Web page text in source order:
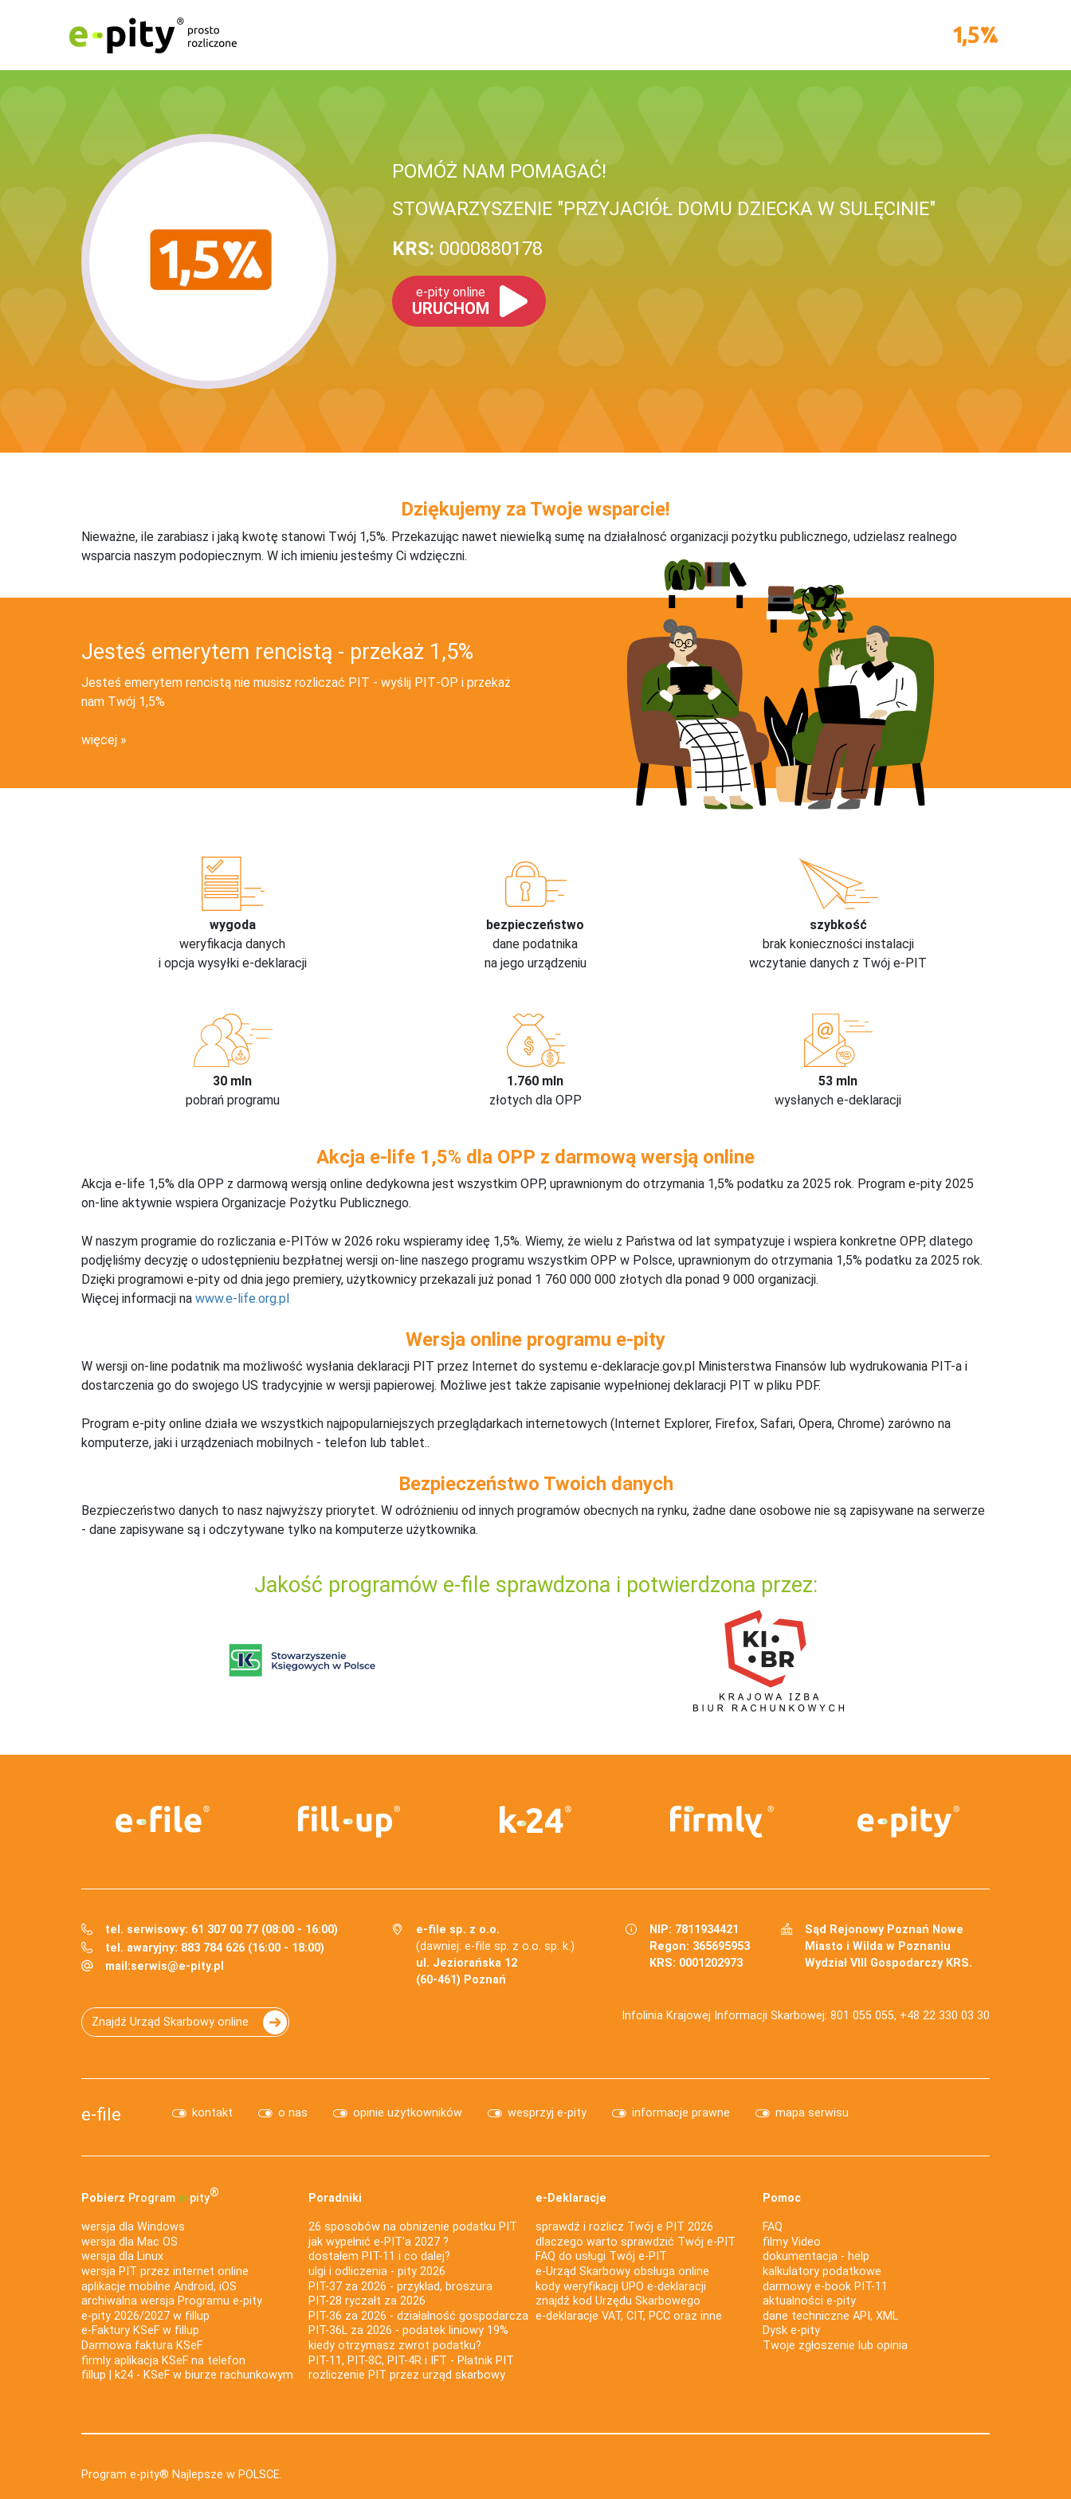
POMÓŻ NAM POMAGAĆ!
STOWARZYSZENIE "PRZYJACIÓŁ DOMU DZIECKA W SULĘCINIE"
KRS: 0000880178
e-pity online
URUCHOM
Dziękujemy za Twoje wsparcie!
Nieważne, ile zarabiasz i jaką kwotę stanowi Twój 1,5%. Przekazując nawet niewielką sumę na działalnosć organizacji pożytku publicznego, udzielasz realnego
wsparcia naszym podopiecznym. W ich imieniu jesteśmy Ci wdzięczni.
Jesteś emerytem rencistą - przekaż 1,5%
Jesteś emerytem rencistą nie musisz rozliczać PIT - wyślij PIT‑OP i przekaż
nam Twój 1,5%
więcej
wygoda
weryfikacja danych
i opcja wysyłki e-deklaracji
bezpieczeństwo
dane podatnika
na jego urządzeniu
szybkość
brak konieczności instalacji
wczytanie danych z Twój e-PIT
30 mln
pobrań programu
1.760 mln
złotych dla OPP
53 mln
wysłanych e-deklaracji
Akcja e-life 1,5% dla OPP z darmową wersją online
Akcja e-life 1,5% dla OPP z darmową wersją online dedykowna jest wszystkim OPP, uprawnionym do otrzymania 1,5% podatku za 2025 rok. Program e-pity 2025
on-line aktywnie wspiera Organizacje Pożytku Publicznego.
W naszym programie do rozliczania e-PITów w 2026 roku wspieramy ideę 1,5%. Wiemy, że wielu z Państwa od lat sympatyzuje i wspiera konkretne OPP, dlatego
podjęliśmy decyzję o udostępnieniu bezpłatnej wersji on-line naszego programu wszystkim OPP w Polsce, uprawnionym do otrzymania 1,5% podatku za 2025 rok.
Dzięki programowi e-pity od dnia jego premiery, użytkownicy przekazali już ponad 1 760 000 000 złotych dla ponad 9 000 organizacji.
Więcej informacji na www.e-life.org.pl
Wersja online programu e-pity
W wersji on-line podatnik ma możliwość wysłania deklaracji PIT przez Internet do systemu e-deklaracje.gov.pl Ministerstwa Finansów lub wydrukowania PIT-a i
dostarczenia go do swojego US tradycyjnie w wersji papierowej. Możliwe jest także zapisanie wypełnionej deklaracji PIT w pliku PDF.
Program e-pity online działa we wszystkich najpopularniejszych przeglądarkach internetowych (Internet Explorer, Firefox, Safari, Opera, Chrome) zarówno na
komputerze, jaki i urządzeniach mobilnych - telefon lub tablet..
Bezpieczeństwo Twoich danych
Bezpieczeństwo danych to nasz najwyższy priorytet. W odróżnieniu od innych programów obecnych na rynku, żadne dane osobowe nie są zapisywane na serwerze
- dane zapisywane są i odczytywane tylko na komputerze użytkownika.
Jakość programów e-file sprawdzona i potwierdzona przez:
tel. serwisowy: 61 307 00 77 (08:00 - 16:00)
tel. awaryjny: 883 784 626 (16:00 - 18:00)
mail:serwis@e-pity.pl
e-file sp. z o.o.
(dawniej: e-file sp. z o.o. sp. k.)
ul. Jeziorańska 12
(60-461) Poznań
NIP: 7811934421
Regon: 365695953
KRS: 0001202973
Sąd Rejonowy Poznań Nowe
Miasto i Wilda w Poznaniu
Wydział VIII Gospodarczy KRS.
Znajdź Urząd Skarbowy online Infolinia Krajowej Informacji Skarbowej: 801 055 055, +48 22 330 03 30
e-file kontakt o nas opinie użytkowników wesprzyj e-pity informacje prawne mapa serwisu
Pobierz Program e‑pity®
wersja dla Windows
wersja dla Mac OS
wersja dla Linux
wersja PIT przez internet online
aplikacje mobilne Android, iOS
archiwalna wersja Programu e-pity
e-pity 2026/2027 w fillup
e‑Faktury KSeF w fillup
Darmowa faktura KSeF
firmly aplikacja KSeF na telefon
fillup | k24 - KSeF w biurze rachunkowym
Poradniki
26 sposobów na obniżenie podatku PIT
jak wypełnić e-PIT'a 2027 ?
dostałem PIT-11 i co dalej?
ulgi i odliczenia - pity 2026
PIT-37 za 2026 - przykład, broszura
PIT-28 ryczałt za 2026
PIT-36 za 2026 - działalność gospodarcza
PIT-36L za 2026 - podatek liniowy 19%
kiedy otrzymasz zwrot podatku?
PIT-11, PIT-8C, PIT-4R i IFT - Płatnik PIT
rozliczenie PIT przez urząd skarbowy
e-Deklaracje
sprawdź i rozlicz Twój e PIT 2026
dlaczego warto sprawdzić Twój e-PIT
FAQ do usługi Twój e-PIT
e-Urząd Skarbowy obsługa online
kody weryfikacji UPO e-deklaracji
znajdź kod Urzędu Skarbowego
e-deklaracje VAT, CIT, PCC oraz inne
Pomoc
FAQ
filmy Video
dokumentacja - help
kalkulatory podatkowe
darmowy e-book PIT-11
aktualności e-pity
dane techniczne API, XML
Dysk e-pity
Twoje zgłoszenie lub opinia
Program e-pity® Najlepsze w POLSCE.